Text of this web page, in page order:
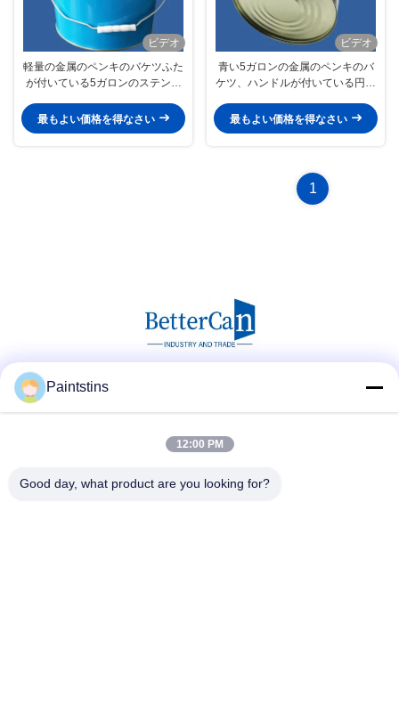
ビデオ
軽量の金属のペンキのバケツふた
が付いている5ガロンのステンレ
最もよい価格を得なさい
ビデオ
青い5ガロンの金属のペンキのバ
ケツ、ハンドルが付いている円形
最もよい価格を得なさい
1
迅速な連絡
Paintstins
12:00 PM
Good day, what product are you looking for?